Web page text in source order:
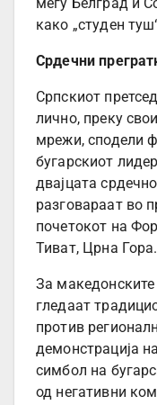
меѓу Белград и
како „студен
Срдечни
Српскиот
лично, преку
мрежи, сподели
бугарскиот
двајцата
разговараат во
почетокот на
Тиват, Црна Гора.
За македонските
гледаат
против
демонстрација
симбол на
од негативни